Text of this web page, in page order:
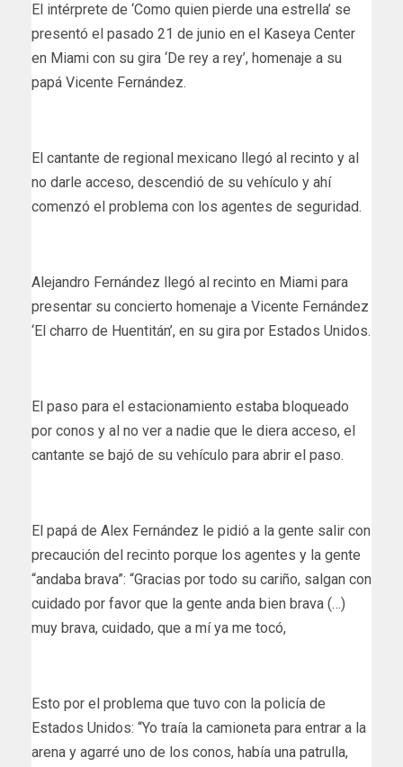
El intérprete de ‘Como quien pierde una estrella’ se
presentó el pasado 21 de junio en el Kaseya Center
en Miami con su gira ‘De rey a rey’, homenaje a su
papá Vicente Fernández.
El cantante de regional mexicano llegó al recinto y al
no darle acceso, descendió de su vehículo y ahí
comenzó el problema con los agentes de seguridad.
Alejandro Fernández llegó al recinto en Miami para
presentar su concierto homenaje a Vicente Fernández
‘El charro de Huentitán’, en su gira por Estados Unidos.
El paso para el estacionamiento estaba bloqueado
por conos y al no ver a nadie que le diera acceso, el
cantante se bajó de su vehículo para abrir el paso.
El papá de Alex Fernández le pidió a la gente salir con
precaución del recinto porque los agentes y la gente
“andaba brava”: “Gracias por todo su cariño, salgan con
cuidado por favor que la gente anda bien brava (…)
muy brava, cuidado, que a mí ya me tocó,
Esto por el problema que tuvo con la policía de
Estados Unidos: “Yo traía la camioneta para entrar a la
arena y agarré uno de los conos, había una patrulla,